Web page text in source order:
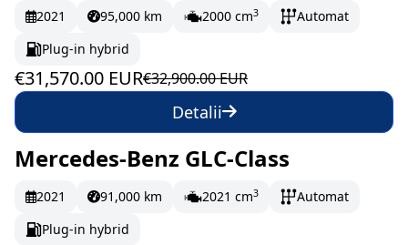
2021 95,000 km 2000 cm3
Automat
Plug-in hybrid
€31,570.00 EUR€32,900.00 EUR
Detalii
În stoc 558.83 EUR/lună
Mercedes-Benz GLC-Class
2021 91,000 km 2021 cm3
Automat
Plug-in hybrid